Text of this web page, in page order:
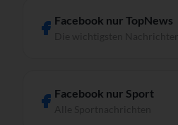
Facebook nur TopNews
Facebook nur Sport